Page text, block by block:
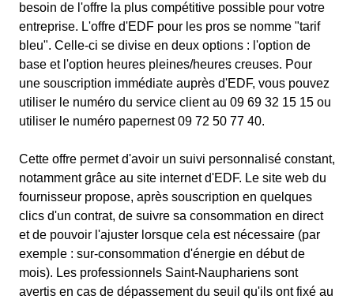
besoin de l'offre la plus compétitive possible pour votre
entreprise. L'offre d'EDF pour les pros se nomme "tarif
bleu". Celle-ci se divise en deux options : l'option de
base et l'option heures pleines/heures creuses. Pour
une souscription immédiate auprès d'EDF, vous pouvez
utiliser le numéro du service client au 09 69 32 15 15 ou
utiliser le numéro papernest 09 72 50 77 40.
Cette offre permet d'avoir un suivi personnalisé constant,
notamment grâce au site internet d'EDF. Le site web du
fournisseur propose, après souscription en quelques
clics d'un contrat, de suivre sa consommation en direct
et de pouvoir l'ajuster lorsque cela est nécessaire (par
exemple : sur-consommation d'énergie en début de
mois). Les professionnels Saint-Nauphariens sont
avertis en cas de dépassement du seuil qu'ils ont fixé au